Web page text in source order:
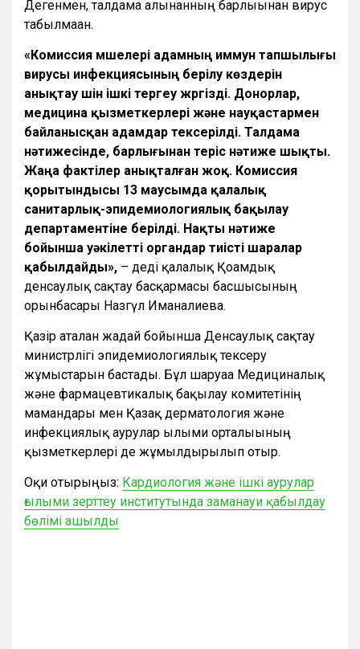
Дегенмен, талдама алынғанның барлығынан вирус
табылмаған.
«Комиссия мүшелері адамның иммун тапшылығы
вирусы инфекциясының берілу көздерін
анықтау үшін ішкі тергеу жүргізді. Донорлар,
медицина қызметкерлері және науқастармен
байланысқан адамдар тексерілді. Талдама
нәтижесінде, барлығынан теріс нәтиже шықты.
Жаңа фактілер анықталған жоқ. Комиссия
қорытындысы 13 маусымда қалалық
санитарлық-эпидемиологиялық бақылау
департаментіне берілді. Нақты нәтиже
бойынша уәкілетті органдар тиісті шаралар
қабылдайды», – деді қалалық Қоғамдық
денсаулық сақтау басқармасы басшысының
орынбасары Назгүл Иманғалиева.
Қазір аталған жағдай бойынша Денсаулық сақтау
министрлігі эпидемиологиялық тексеру
жұмыстарын бастады. Бұл шаруаға Медициналық
және фармацевтикалық бақылау комитетінің
мамандары мен Қазақ дерматология және
инфекциялық аурулар ғылыми орталығының
қызметкерлері де жұмылдырылып отыр.
Оқи отырыңыз: Кардиология және ішкі аурулар
ғылыми зерттеу институтында заманауи қабылдау
бөлімі ашылды